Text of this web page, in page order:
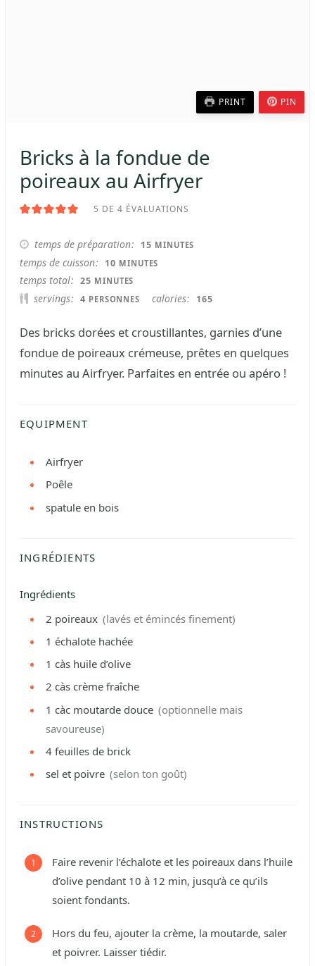
PRINT PIN
Bricks à la fondue de
poireaux au Airfryer
5 DE 4 ÉVALUATIONS
temps de préparation 15 MINUTES
MINUTES
temps de cuisson 10 MINUTES
MINUTES
temps total 25 MINUTES
MINUTES
servings 4 PERSONNES calories 165
Des bricks dorées et croustillantes, garnies d’une
fondue de poireaux crémeuse, prêtes en quelques
minutes au Airfryer. Parfaites en entrée ou apéro !
EQUIPMENT
Airfryer
Poêle
spatule en bois
INGRÉDIENTS
Ingrédients
2 poireaux (lavés et émincés finement)
1 échalote hachée
1 càs huile d’olive
2 càs crème fraîche
1 càc moutarde douce (optionnelle mais
savoureuse)
4 feuilles de brick
sel et poivre (selon ton goût)
INSTRUCTIONS
Faire revenir l’échalote et les poireaux dans l’huile
d’olive pendant 10 à 12 min, jusqu’à ce qu’ils
soient fondants.
Hors du feu, ajouter la crème, la moutarde, saler
et poivrer. Laisser tiédir.